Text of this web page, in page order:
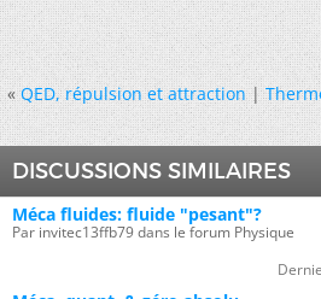
« QED, répulsion et attraction|
DISCUSSIONS SIMILAIRES
Méca fluides: fluide "pesant"?
Par invitec13ffb79 dans le forum Physique